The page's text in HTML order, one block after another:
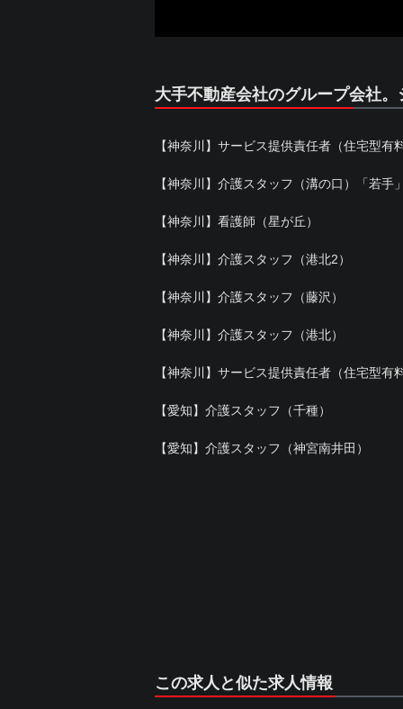
大手不動産会社のグループ会社
【神奈川】サービス提供責任者（住宅型有
【神奈川】介護スタッフ（溝の口）「若手
【神奈川】看護師（星が丘）
【神奈川】介護スタッフ（港北2）
【神奈川】介護スタッフ（藤沢）
【神奈川】介護スタッフ（港北）
【神奈川】サービス提供責任者（住宅型有
【愛知】介護スタッフ（千種）
【愛知】介護スタッフ（神宮南井田）
この求人と似た求人情報